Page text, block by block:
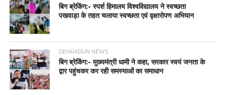
बिग ब्रेकिंग:- स्पर्श हिमालय विश्वविद्यालय ने स्वच्छता
पखवाड़ा के तहत चलाया स्वच्छता एवं वृक्षारोपण अभियान
DEHRADUN NEWS
बिग ब्रेकिंग:- मुख्यमंत्री धामी ने कहा, सरकार स्वयं जनता के
द्वार पहुंचकर कर रही समस्याओं का समाधान